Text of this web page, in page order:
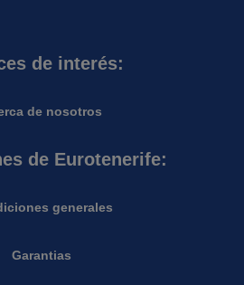
de interés:
de nosotros
de Eurotenerife:
generales
Garantias